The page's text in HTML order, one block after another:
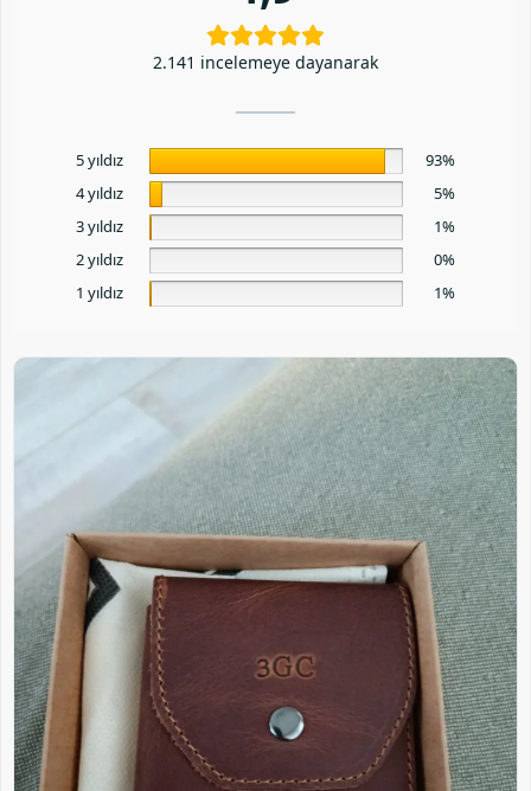
2.141 incelemeye dayanarak
5 yıldız
93%
4 yıldız
5%
3 yıldız
1%
2 yıldız
0%
1 yıldız
1%